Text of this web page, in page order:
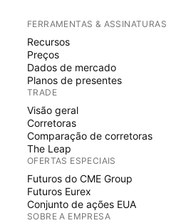
FERRAMENTAS & ASSINATURAS
Recursos
Preços
Dados de mercado
Planos de presentes
TRADE
Visão geral
Corretoras
Comparação de corretoras
The Leap
OFERTAS ESPECIAIS
Futuros do CME Group
Futuros Eurex
Conjunto de ações EUA
SOBRE A EMPRESA